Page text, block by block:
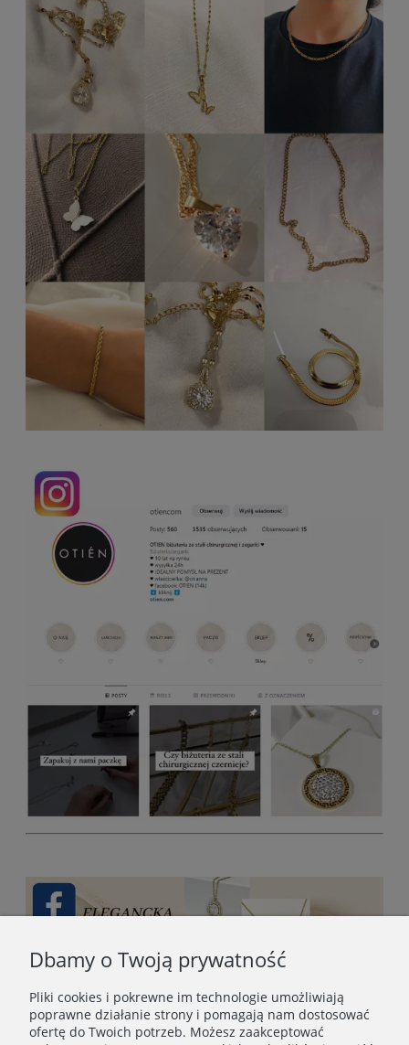
Dbamy o Twoją prywatność
Pliki cookies i pokrewne im technologie umożliwiają
poprawne działanie strony i pomagają nam dostosować
ofertę do Twoich potrzeb. Możesz zaakceptować